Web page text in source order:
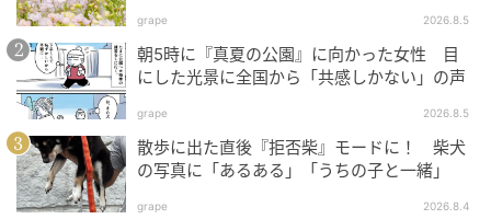
かなPRだったのです。
ライターコメント
パンチくんや動物たちに癒やされたあと、安永課長お
すすめの地元グルメでお腹も心も満たして帰る…。そ
んな「市川市丸ごと楽しむ1日」を、ぜひ多くの人に体
grape 2026.8.5
朝5時に『真夏の公園』に向かった女性 目
にした光景に全国から「共感しかない」の声
grape 2026.8.5
散歩に出た直後『拒否柴』モードに！ 柴犬
の写真に「あるある」「うちの子と一緒」
grape 2026.8.4